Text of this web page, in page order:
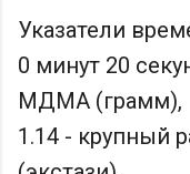
Указатели
0 минут 20
МДМА (грамм),
1.14 - крупный